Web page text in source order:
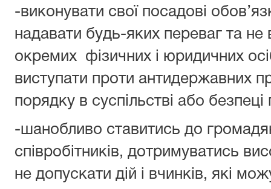
-виконувати свої посадові
надавати будь-яких переваг та не
окремих фізичних і юридичних
виступати проти антидержавних
порядку в суспільстві або
-шанобливо ставитись до
співробітників, дотримуватись
не допускати дій і вчинків, які